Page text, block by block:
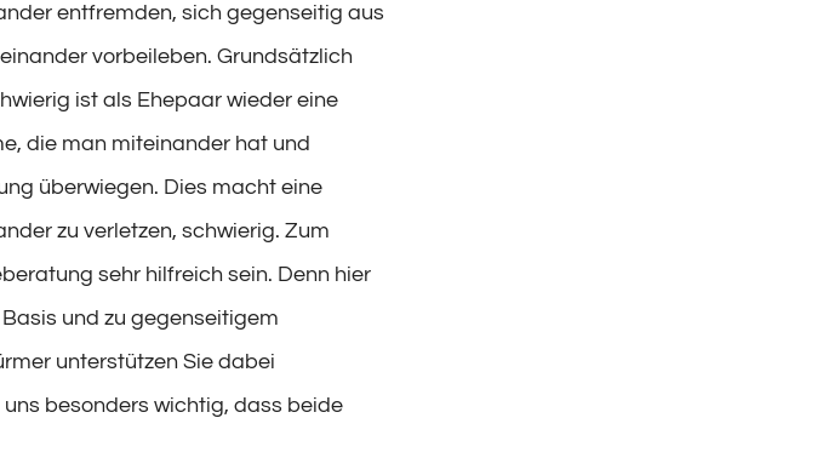
entfremden, sich gegenseitig aus
vorbeileben. Grundsätzlich
ist als Ehepaar wieder eine
die man miteinander hat und
überwiegen. Dies macht eine
zu verletzen, schwierig. Zum
sehr hilfreich sein. Denn hier
und zu gegenseitigem
unterstützen Sie dabei
besonders wichtig, dass beide